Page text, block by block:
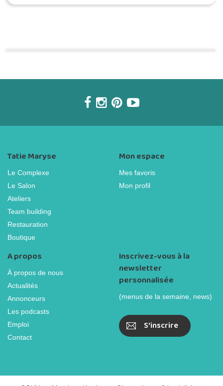
Tatie Maryse
Le Complexe
Le Salon
Ateliers
Team building
Restauration
Boutique
Mon espace
Mes favoris
Mon profil
A propos
À propos de nous
Actualités
Annonceurs
Les podcasts
Emploi
Contact
Inscrivez-vous à la
newsletter
personnalisée
(menus de la semaine, news)
S'inscrire